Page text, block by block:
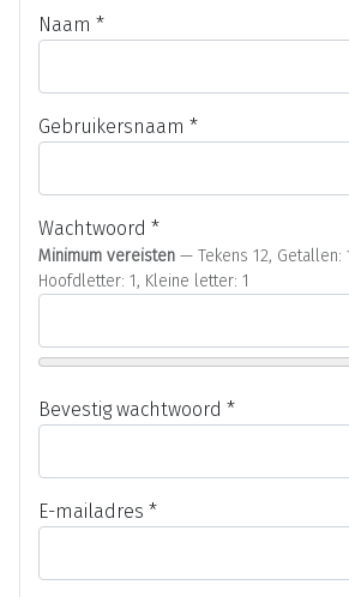
Naam *
Gebruikersnaam *
Wachtwoord *
Minimum vereisten — Tekens 12, Getallen:
Hoofdletter: 1, Kleine letter: 1
Bevestig wachtwoord *
E-mailadres *